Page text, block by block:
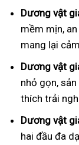
Dương vật
mềm mịn,
mang lại
Dương vật
nhỏ gọn,
thích trải
Dương vật
hai đầu đa